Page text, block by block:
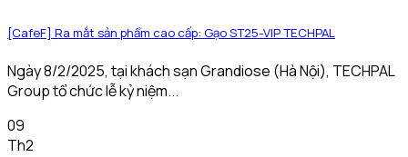
[CafeF] Ra mắt sản phẩm cao cấp: Gạo ST25-VIP TECHPAL
Ngày 8/2/2025, tại khách sạn Grandiose (Hà Nội), TECHPAL
Group tổ chức lễ kỷ niệm...
09
Th2